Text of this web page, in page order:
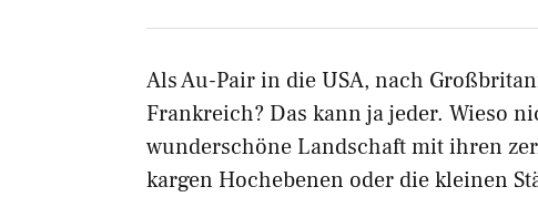
Als Au-Pair in die USA, nach
Frankreich? Das kann ja jeder. Wieso
wunderschöne Landschaft mit ihren
kargen Hochebenen oder die kleinen